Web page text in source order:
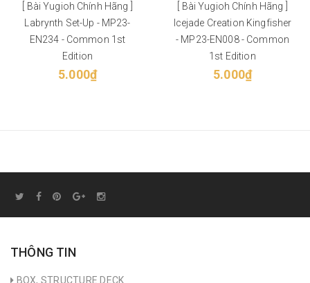
[ Bài Yugioh Chính Hãng ]
Labrynth Set-Up - MP23-
EN234 - Common 1st
Edition
5.000₫
[ Bài Yugioh Chính Hãng ]
Icejade Creation Kingfisher
- MP23-EN008 - Common
1st Edition
5.000₫
THÔNG TIN
BOX, STRUCTURE DECK